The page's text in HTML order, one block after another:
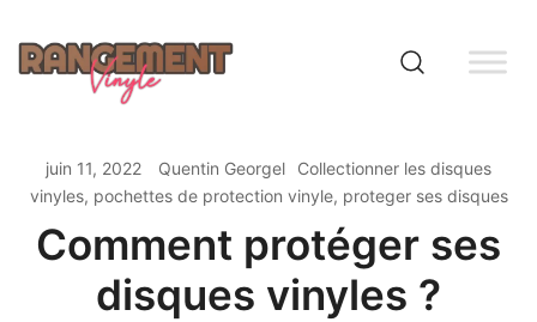
content
juin 11, 2022 Quentin Georgel
Collectionner les disques
vinyles, pochettes de protection vinyle, proteger ses disques
Comment protéger ses
disques vinyles ?